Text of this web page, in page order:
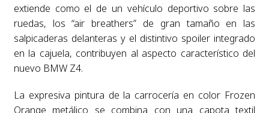
extiende como el de un vehículo deportivo sobre las
ruedas, los “air breathers” de gran tamaño en las
salpicaderas delanteras y el distintivo spoiler integrado
en la cajuela, contribuyen al aspecto característico del
nuevo BMW Z4.
La expresiva pintura de la carrocería en color Frozen
Orange metálico se combina con una capota textil